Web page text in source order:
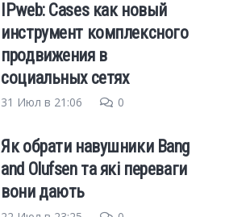
IPweb: Cases как новый
инструмент комплексного
продвижения в
социальных сетях
31 Июл в 21:06 0
Як обрати навушники Bang
and Olufsen та які переваги
вони дають